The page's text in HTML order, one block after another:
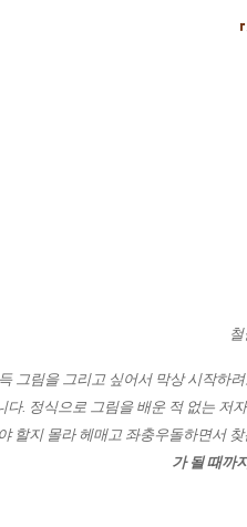
그림을 그리고 싶어서 막상 시작하
다. 정식으로 그림을 배운 적 없는 저
할지 몰라 헤매고 좌충우돌하면서
가 될 때까